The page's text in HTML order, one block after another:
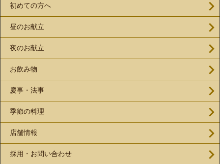
初めての方へ
昼のお献立
夜のお献立
お飲み物
慶事・法事
季節の料理
店舗情報
採用・お問い合わせ